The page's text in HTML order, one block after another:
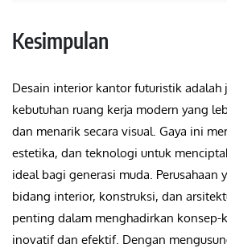
Kesimpulan
Desain interior kantor futuristik adalah
kebutuhan ruang kerja modern yang
dan menarik secara visual. Gaya ini
estetika, dan teknologi untuk
ideal bagi generasi muda. Perusahaan
bidang interior, konstruksi, dan
penting dalam menghadirkan konsep-
inovatif dan efektif. Dengan